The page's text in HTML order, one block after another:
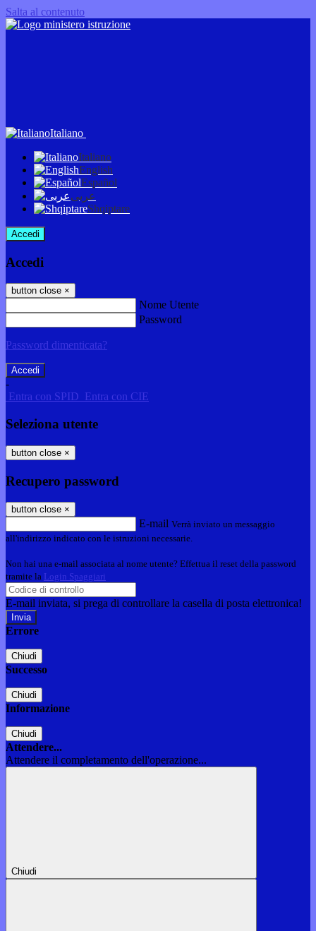
Salta al contenuto
Italiano
Italiano
English
Español
عربى
Shqiptare
Accedi
Accedi
button close ×
Nome Utente
Password
Password dimenticata?
-
Entra con SPID Entra con CIE
Seleziona utente
button close ×
Recupero password
button close ×
E-mail Verrà inviato un messaggio
all'indirizzo indicato con le istruzioni necessarie.
Non hai una e-mail associata al nome utente? Effettua il reset della password
tramite la Login Spaggiari
E-mail inviata, si prega di controllare la casella di posta elettronica!
Errore
Chiudi
Successo
Chiudi
Informazione
Chiudi
Attendere...
Attendere il completamento dell'operazione...
Chiudi